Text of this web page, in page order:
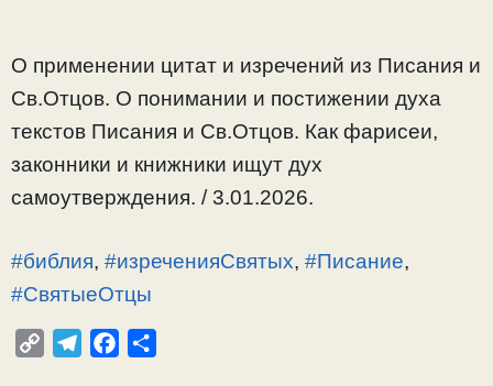
О применении цитат и изречений из Писания и
Св.Отцов. О понимании и постижении духа
текстов Писания и Св.Отцов. Как фарисеи,
законники и книжники ищут дух
самоутверждения. / 3.01.2026.
#библия, #изреченияСвятых, #Писание,
#СвятыеОтцы